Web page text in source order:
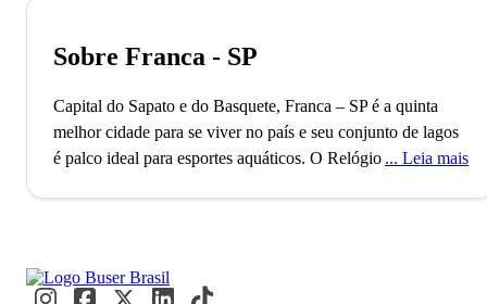
Sobre Franca - SP
Capital do Sapato e do Basquete, Franca – SP é a quinta
melhor cidade para se viver no país e seu conjunto de lagos
é palco ideal para esportes aquáticos. O Relógio do Sol,
pitorescos e exploram a rica história local.
Leia mais